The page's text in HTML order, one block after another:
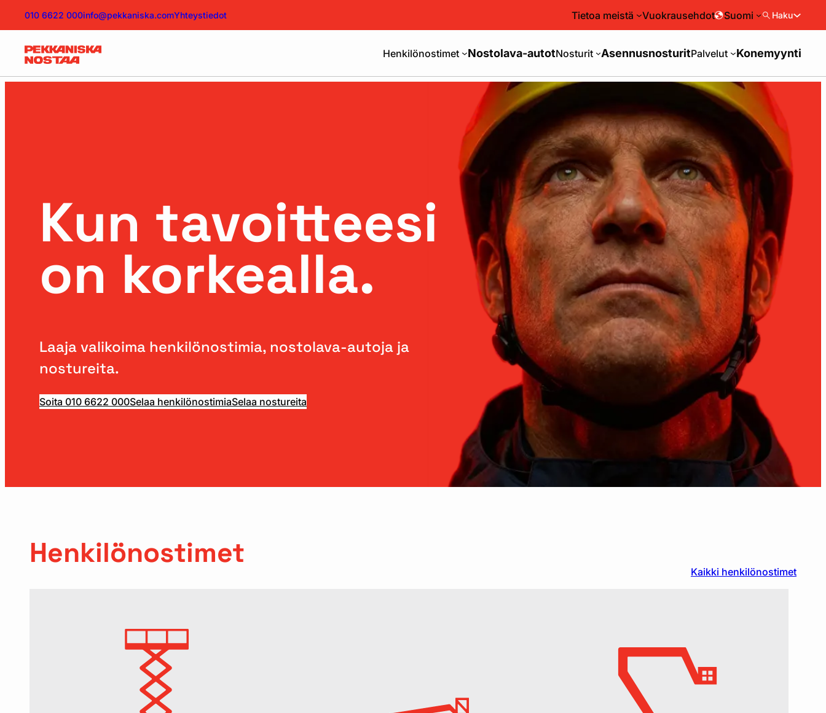
010 6622 000info@pekkaniska.comYhteystiedot Tietoa meistä Vuokrausehdot Suomi Haku
Henkilönostimet Nostolava-autotNosturit AsennusnosturitPalvelut Konemyynti
Kun tavoitteesi
on korkealla.
Laaja valikoima henkilönostimia, nostolava-autoja ja
nostureita.
Soita 010 6622 000Selaa henkilönostimiaSelaa nostureita
Henkilönostimet
Kaikki henkilönostimet